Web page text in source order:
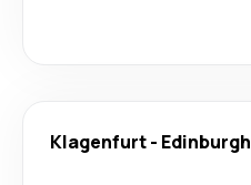
Klagenfurt- Edinburgh